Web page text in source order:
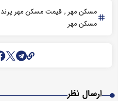
مسکن مهر قیمت مسکن مهر پرند
مسکن مهر
ارسال نظر